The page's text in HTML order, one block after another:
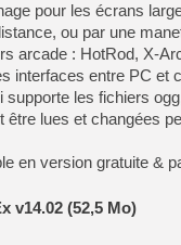
pour les écrans
ou par une
arcade : HotRod, X-
interfaces entre PC et
supporte les fichiers
lues et changées
en version gratuite &
v14.02 (52,5 Mo)